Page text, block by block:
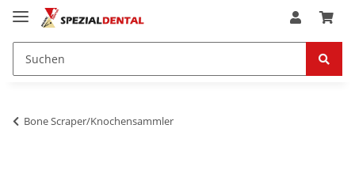
Bone Scraper/Knochensammler